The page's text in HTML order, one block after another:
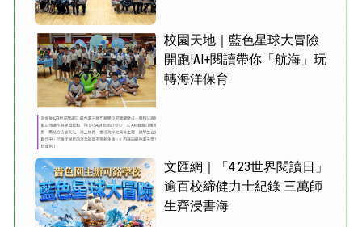
校園天地｜藍色星球大冒險
開跑!AI+閱讀帶你「航海」玩
轉海洋保育
文匯網｜「4·23世界閱讀日」
逾百校締健力士紀錄 三萬師
生齊浸書海